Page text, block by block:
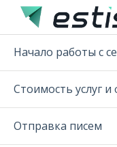
Начало работы с
Стоимость услуг
Отправка писем